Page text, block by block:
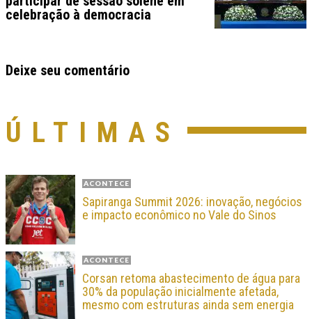
celebração à democracia
Deixe seu comentário
ÚLTIMAS
ACONTECE
Sapiranga Summit 2026: inovação, negócios
e impacto econômico no Vale do Sinos
ACONTECE
Corsan retoma abastecimento de água para
30% da população inicialmente afetada,
mesmo com estruturas ainda sem energia